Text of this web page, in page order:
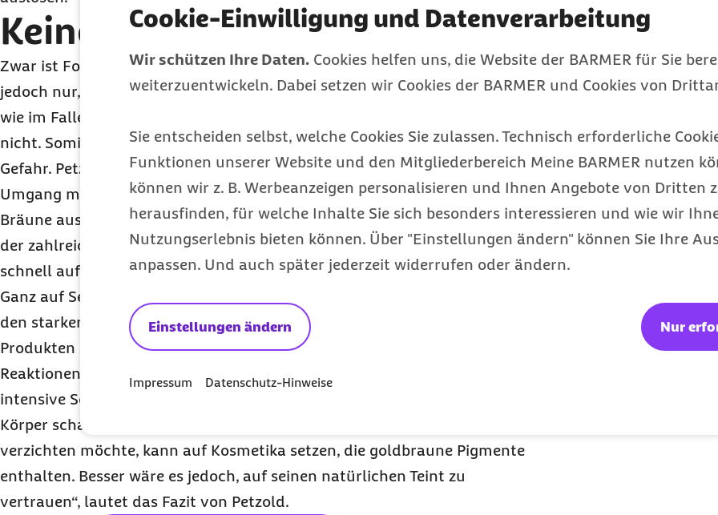
Cookie-Einwilligung und Datenverarbeitung
Wir schützen Ihre Daten. Cookies helfen uns, die Website der BARMER für Sie
weiterzuentwickeln. Dabei setzen wir Cookies der BARMER und Cookies von
Sie entscheiden selbst, welche Cookies Sie zulassen. Technisch erforderliche
Funktionen unserer Website und den Mitgliederbereich Meine BARMER nutzen
können wir z. B. Werbeanzeigen personalisieren und Ihnen Angebote von Dritten
herausfinden, für welche Inhalte Sie sich besonders interessieren und wie wir
Nutzungserlebnis bieten können. Über "Einstellungen ändern" können Sie Ihre
anpassen. Und auch später jederzeit widerrufen oder ändern.
Einstellungen ändern Nur
Impressum Datenschutz-Hinweise
Keine Dauerlösung
Zwar ist Formaldehyd in Kosmetika bereits seit 2016 verboten, das gilt
jedoch nur, wenn es den Produkten direkt beigefügt würde. Bildet es sich
wie im Falle der Selbstbräuner erst nach der Herstellung, greift das Gesetz
nicht. Somit weiß der Verbraucher also gar nichts über die mögliche
Gefahr. Petzold empfiehlt deshalb einen vorsichtigen und bewussten
Umgang mit Selbstbräunern. „Für eine dauerhafte Anwendung eignet sich
Bräune aus dem Kosmetikregal sicher nicht. Wer nur ab und an zu einem
der zahlreichen Produkte greift, sollte dieses unbedingt kühl aufbewahren,
schnell aufbrauchen und nicht lange lagern“, so die Expertin.
Ganz auf Selbstbräuner verzichten sollten übrigens Allergiker. Denn um
den starken Eigenduft desDHAs zu übertünchen, stecken in vielen
Produkten zusätzlich künstliche Duftstoffe, die unter anderem allergische
Reaktionen auslösen können. „Gesunde Bräune gibt es nicht. Sowohl
intensive Sonnen-Strahlung als auch Selbstbräuner können Haut und
Körper schaden. Wer dennoch nicht auf einen Hauch von Bräune
verzichten möchte, kann auf Kosmetika setzen, die goldbraune Pigmente
enthalten. Besser wäre es jedoch, auf seinen natürlichen Teint zu
vertrauen“, lautet das Fazit von Petzold.